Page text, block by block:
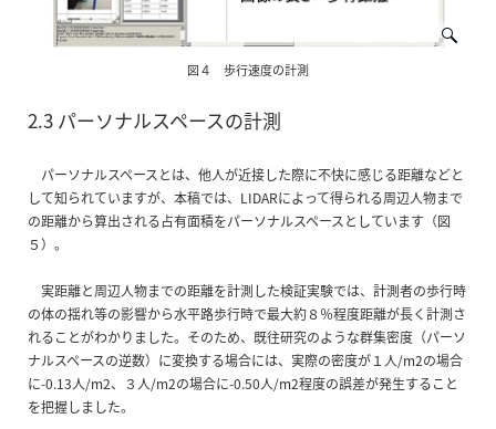
図４ 歩行速度の計測
2.3 パーソナルスペースの計測
パーソナルスペースとは、他人が近接した際に不快に感じる距離などと
して知られていますが、本稿では、LIDARによって得られる周辺人物まで
の距離から算出される占有面積をパーソナルスペースとしています（図
５）。
実距離と周辺人物までの距離を計測した検証実験では、計測者の歩行時
の体の揺れ等の影響から水平路歩行時で最大約８％程度距離が長く計測さ
れることがわかりました。そのため、既往研究のような群集密度（パーソ
ナルスペースの逆数）に変換する場合には、実際の密度が１人/m2の場合
に-0.13人/m2、３人/m2の場合に-0.50人/m2程度の誤差が発生すること
を把握しました。